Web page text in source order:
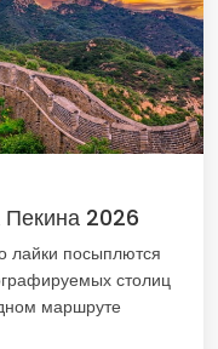
2026
лайки посыплются
столиц
маршруте